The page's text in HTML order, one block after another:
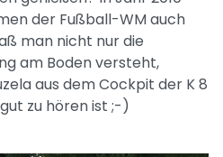
der Fußball-WM auch
man nicht nur die
am Boden versteht,
aus dem Cockpit der K 8
zu hören ist ;-)